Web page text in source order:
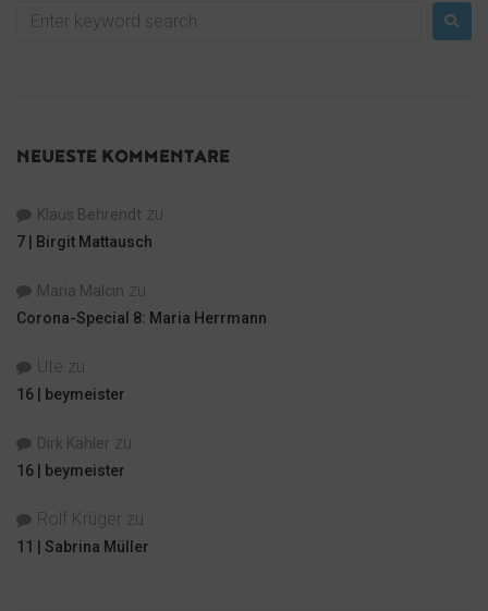
NEUESTE KOMMENTARE
Klaus Behrendt zu
7 | Birgit Mattausch
Maria Malcin zu
Corona-Special 8: Maria Herrmann
Ute zu
16 | beymeister
Dirk Kähler zu
16 | beymeister
Rolf Krüger zu
11 | Sabrina Müller